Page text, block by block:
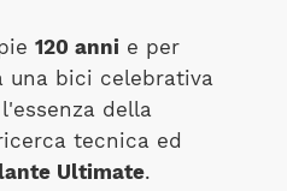
120 annie per
una bici celebrativa
della
tecnica ed
Ultimate.